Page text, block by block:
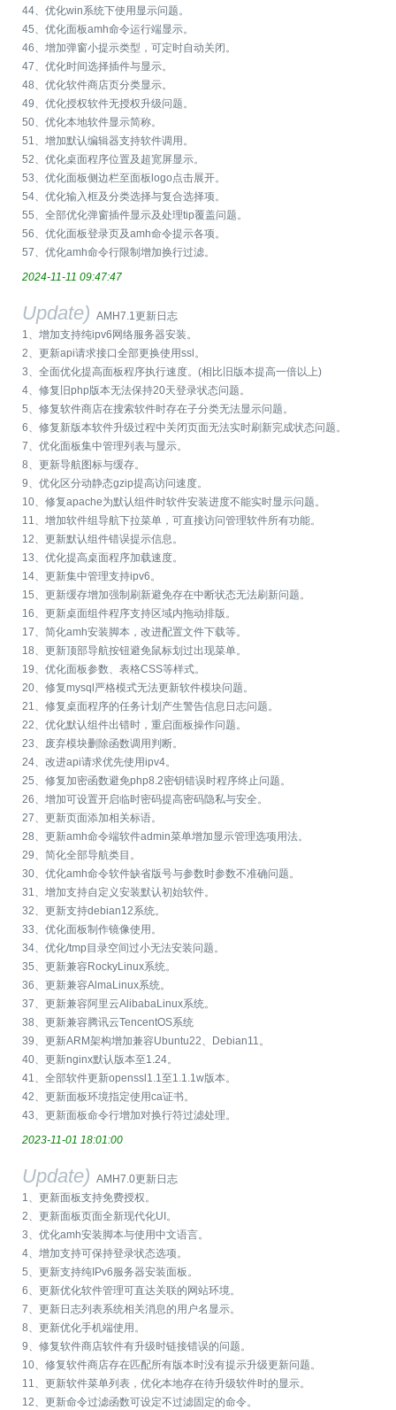
44、优化win系统下使用显示问题。
45、优化面板amh命令运行端显示。
46、增加弹窗小提示类型，可定时自动关闭。
47、优化时间选择插件与显示。
48、优化软件商店页分类显示。
49、优化授权软件无授权升级问题。
50、优化本地软件显示简称。
51、增加默认编辑器支持软件调用。
52、优化桌面程序位置及超宽屏显示。
53、优化面板侧边栏至面板logo点击展开。
54、优化输入框及分类选择与复合选择项。
55、全部优化弹窗插件显示及处理tip覆盖问题。
56、优化面板登录页及amh命令提示各项。
57、优化amh命令行限制增加换行过滤。
2024-11-11 09:47:47
Update) AMH7.1更新日志
1、增加支持纯ipv6网络服务器安装。
2、更新api请求接口全部更换使用ssl。
3、全面优化提高面板程序执行速度。(相比旧版本提高一倍以上)
4、修复旧php版本无法保持20天登录状态问题。
5、修复软件商店在搜索软件时存在子分类无法显示问题。
6、修复新版本软件升级过程中关闭页面无法实时刷新完成状态问题。
7、优化面板集中管理列表与显示。
8、更新导航图标与缓存。
9、优化区分动静态gzip提高访问速度。
10、修复apache为默认组件时软件安装进度不能实时显示问题。
11、增加软件组导航下拉菜单，可直接访问管理软件所有功能。
12、更新默认组件错误提示信息。
13、优化提高桌面程序加载速度。
14、更新集中管理支持ipv6。
15、更新缓存增加强制刷新避免存在中断状态无法刷新问题。
16、更新桌面组件程序支持区域内拖动排版。
17、简化amh安装脚本，改进配置文件下载等。
18、更新顶部导航按钮避免鼠标划过出现菜单。
19、优化面板参数、表格CSS等样式。
20、修复mysql严格模式无法更新软件模块问题。
21、修复桌面程序的任务计划产生警告信息日志问题。
22、优化默认组件出错时，重启面板操作问题。
23、废弃模块删除函数调用判断。
24、改进api请求优先使用ipv4。
25、修复加密函数避免php8.2密钥错误时程序终止问题。
26、增加可设置开启临时密码提高密码隐私与安全。
27、更新页面添加相关标语。
28、更新amh命令端软件admin菜单增加显示管理选项用法。
29、简化全部导航类目。
30、优化amh命令软件缺省版号与参数时参数不准确问题。
31、增加支持自定义安装默认初始软件。
32、更新支持debian12系统。
33、优化面板制作镜像使用。
34、优化/tmp目录空间过小无法安装问题。
35、更新兼容RockyLinux系统。
36、更新兼容AlmaLinux系统。
37、更新兼容阿里云AlibabaLinux系统。
38、更新兼容腾讯云TencentOS系统
39、更新ARM架构增加兼容Ubuntu22、Debian11。
40、更新nginx默认版本至1.24。
41、全部软件更新openssl1.1至1.1.1w版本。
42、更新面板环境指定使用ca证书。
43、更新面板命令行增加对换行符过滤处理。
2023-11-01 18:01:00
Update) AMH7.0更新日志
1、更新面板支持免费授权。
2、更新面板页面全新现代化UI。
3、优化amh安装脚本与使用中文语言。
4、增加支持可保持登录状态选项。
5、更新支持纯IPv6服务器安装面板。
6、更新优化软件管理可直达关联的网站环境。
7、更新日志列表系统相关消息的用户名显示。
8、更新优化手机端使用。
9、修复软件商店软件有升级时链接错误的问题。
10、修复软件商店存在匹配所有版本时没有提示升级更新问题。
11、更新软件菜单列表，优化本地存在待升级软件时的显示。
12、更新命令过滤函数可设定不过滤固定的命令。